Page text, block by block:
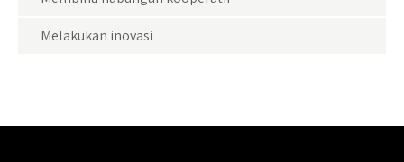
Melakukan inovasi